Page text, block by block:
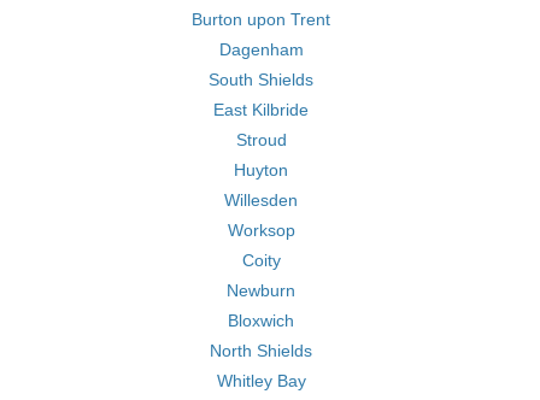
Burton upon Trent
Dagenham
South Shields
East Kilbride
Stroud
Huyton
Willesden
Worksop
Coity
Newburn
Bloxwich
North Shields
Whitley Bay